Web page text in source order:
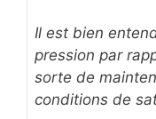
Il est bien
pression par
sorte de
conditions de